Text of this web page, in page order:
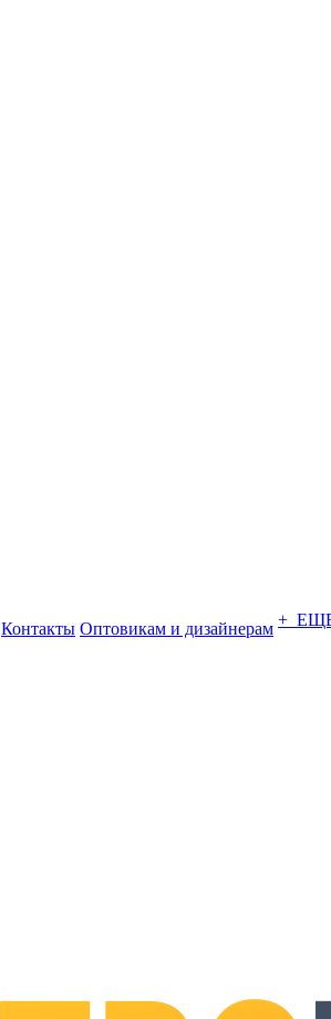
Контакты Оптовикам и дизайнерам +